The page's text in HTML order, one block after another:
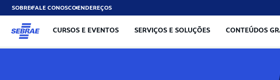
SOBREFALE CONOSCOENDEREÇOS
CURSOS E EVENTOS SERVIÇOS E SOLUÇÕES CONTEÚDOS